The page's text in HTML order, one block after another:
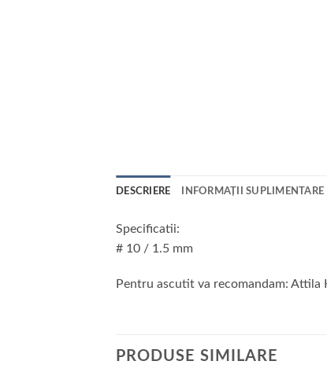
DESCRIERE INFORMAȚII SUPLIMENTARE
Specificatii:
# 10 / 1.5 mm
Pentru ascutit va recomandam: Attila
PRODUSE SIMILARE